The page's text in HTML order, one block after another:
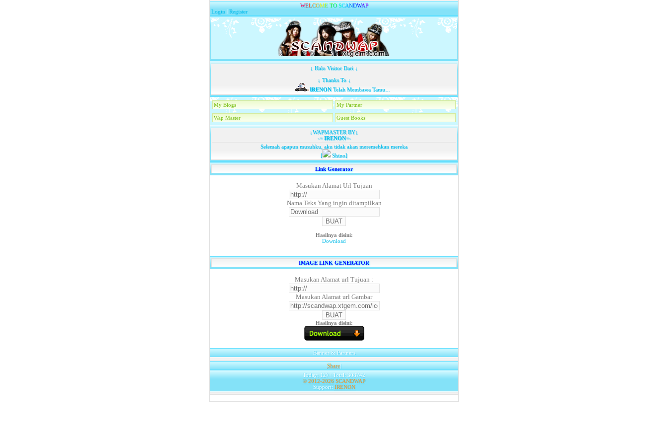
WELCOME TO SCANDWAP
Login |Register
↓ Halo Visitor Dari ↓
↓ Thanks To ↓
IRENONTelah Membawa Tamu...
My Blogs My Partner
Wap Master Guest Books
↓WAPMASTER BY↓
-=IRENON=-
Selemah apapun musuhku, aku tidak akan meremehkan mereka
[
Shino]
Link Generator
Masukan Alamat Url Tujuan
Nama Teks Yang ingin ditampilkan
Hasilnya disini:
Download
IMAGE LINK GENERATOR
Masukan Alamat url Tujuan :
Masukan Alamat url Gambar
Hasilnya disini:
Banner & Partners
Share|
Today: 127 | Total: 308742
© 2012-2026 SCANDWAP
Support: IRENON